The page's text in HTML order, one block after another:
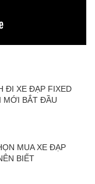
ĐI XE ĐẠP FIXED
MỚI BẮT ĐẦU
MUA XE ĐẠP
BIẾT